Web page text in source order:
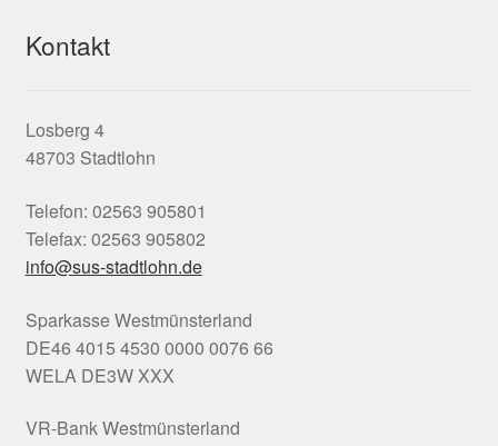
Kontakt
Losberg 4
48703 Stadtlohn
Telefon: 02563 905801
Telefax: 02563 905802
info@sus-stadtlohn.de
Sparkasse Westmünsterland
DE46 4015 4530 0000 0076 66
WELA DE3W XXX
VR-Bank Westmünsterland